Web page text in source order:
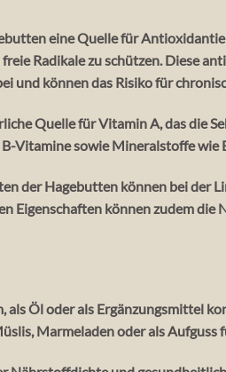
eine Quelle für
Radikale zu schützen. Diese
und können das Risiko für
Quelle für Vitamin A, das die
Vitamine sowie Mineralstoffe wie
der Hagebutten können bei der
Eigenschaften können zudem die
als Öl oder als Ergänzungsmittel
Marmeladen oder als Aufguss